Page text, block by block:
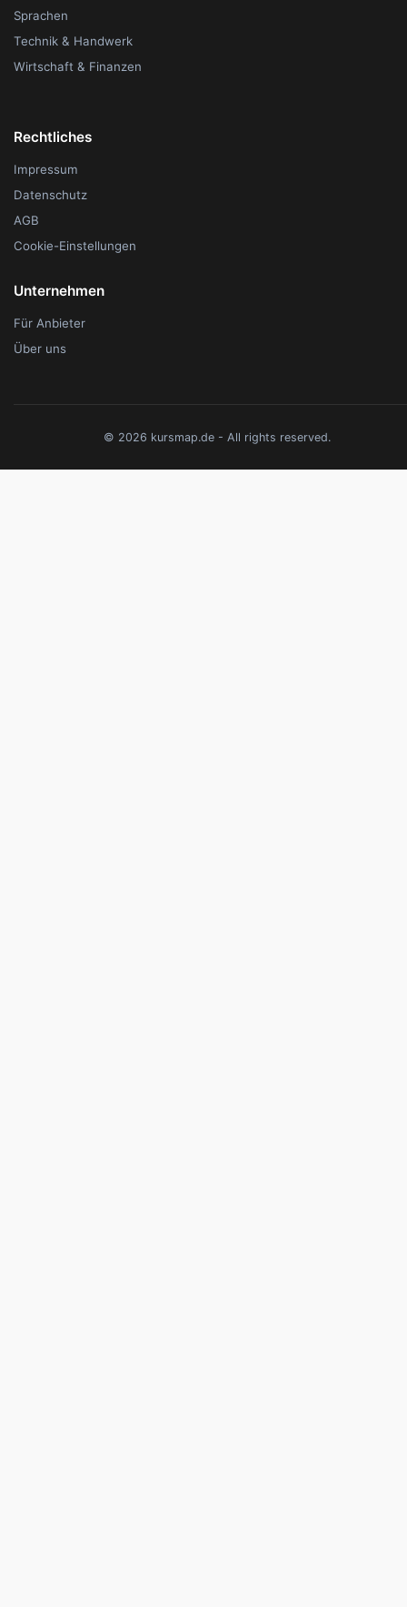
Sprachen
Technik & Handwerk
Wirtschaft & Finanzen
Rechtliches
Impressum
Datenschutz
AGB
Cookie-Einstellungen
Unternehmen
Für Anbieter
Über uns
© 2026 kursmap.de - All rights reserved.